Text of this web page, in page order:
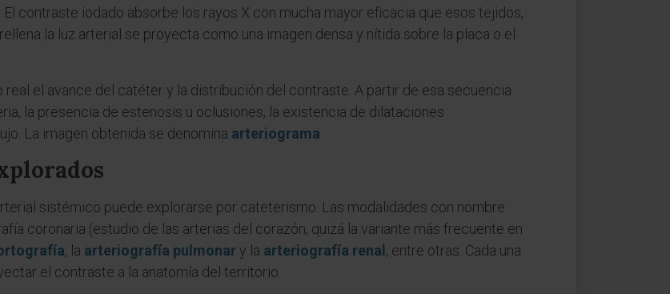
contraste iodado absorbe los rayos X con mucha mayor eficacia que esos tejidos,
la luz arterial se proyecta como una imagen densa y nítida sobre la placa o el
real el avance del catéter y la distribución del contraste. A partir de esa secuencia
la presencia de estenosis u oclusiones, la existencia de dilataciones
La imagen obtenida se denomina arteriograma
sistémico puede explorarse por cateterismo. Las modalidades con nombre
coronaria (estudio de las arterias del corazón, quizá la variante más frecuente en
, la arteriografía pulmonary la arteriografía renal , entre otras. Cada una
el contraste a la anatomía del territorio.